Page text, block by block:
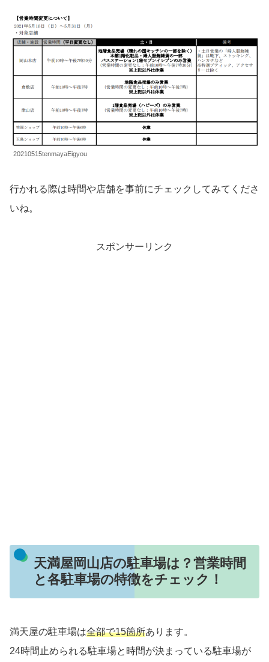
20210515tenmayaEigyou
行かれる際は時間や店舗を事前にチェックしてみてくださ
いね。
スポンサーリンク
天満屋岡山店の駐車場は？営業時間
と各駐車場の特徴をチェック！
満天屋の駐車場は全部で15箇所あります。
24時間止められる駐車場と時間が決まっている駐車場が